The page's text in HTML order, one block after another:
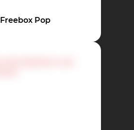
Freebox Pop